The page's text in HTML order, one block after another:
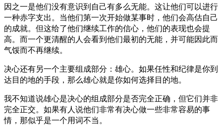
因之一是他们没有意识到自己有多么无能。这让他们可以进行
一种赤字支出。当他们第一次开始做某事时，他们会高估自己
的成就。但这给了他们继续工作的信心，他们的表现也会提
高。而一个更清醒的人会看到他们最初的无能，并可能因此而
气馁而不再继续。
决心还有另一个主要组成部分：雄心。如果任性和纪律是你到
达目的地的手段，那么雄心就是你如何选择目的地。
我不知道说雄心是决心的组成部分是否完全正确，但它们并非
完全正交。如果有人说他们非常有决心做一些非常容易的事
情，那似乎是一个用词不当。